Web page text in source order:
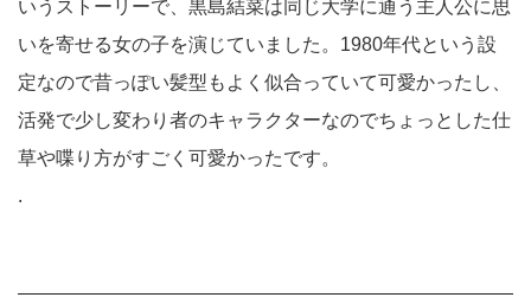
いうストーリーで、黒島結菜は同じ大学に通う主人公に思
いを寄せる女の子を演じていました。1980年代という設
定なので昔っぽい髪型もよく似合っていて可愛かったし、
活発で少し変わり者のキャラクターなのでちょっとした仕
草や喋り方がすごく可愛かったです。
.